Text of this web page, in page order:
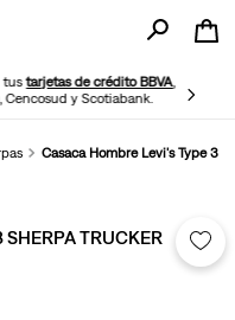
tustarjetas de crédito BBVA,
Cencosud y Scotiabank.
Casaca Hombre Levi's Type 3
TRUCKER